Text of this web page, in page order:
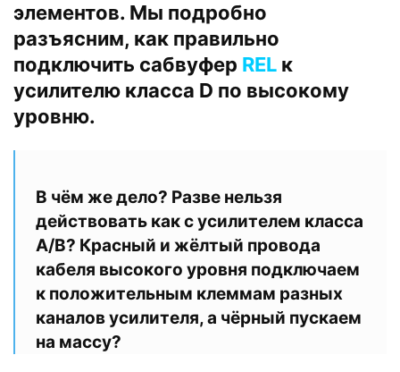
элементов. Мы подробно
разъясним, как правильно
подключить сабвуфер REL к
усилителю класса D по высокому
уровню.
В чём же дело? Разве нельзя
действовать как с усилителем класса
А/В? Красный и жёлтый провода
кабеля высокого уровня подключаем
к положительным клеммам разных
каналов усилителя, а чёрный пускаем
на массу?